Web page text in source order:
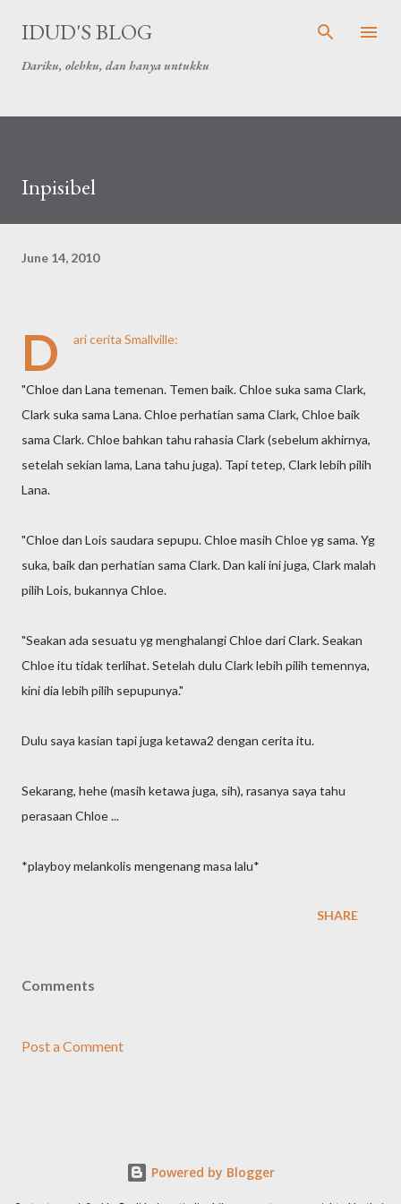
Skip to main content
IDUD'S BLOG
Dariku, olehku, dan hanya untukku
Inpisibel
June 14, 2010
D ari cerita Smallville:
"Chloe dan Lana temenan. Temen baik. Chloe suka sama Clark,
Clark suka sama Lana. Chloe perhatian sama Clark, Chloe baik
sama Clark. Chloe bahkan tahu rahasia Clark (sebelum akhirnya,
setelah sekian lama, Lana tahu juga). Tapi tetep, Clark lebih pilih
Lana.
"Chloe dan Lois saudara sepupu. Chloe masih Chloe yg sama. Yg
suka, baik dan perhatian sama Clark. Dan kali ini juga, Clark malah
pilih Lois, bukannya Chloe.
"Seakan ada sesuatu yg menghalangi Chloe dari Clark. Seakan
Chloe itu tidak terlihat. Setelah dulu Clark lebih pilih temennya,
kini dia lebih pilih sepupunya."
Dulu saya kasian tapi juga ketawa2 dengan cerita itu.
Sekarang, hehe (masih ketawa juga, sih), rasanya saya tahu
perasaan Chloe ...
*playboy melankolis mengenang masa lalu*
SHARE
Comments
Post a Comment
Powered by Blogger